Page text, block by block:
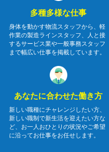
多種多様な仕事
身体を動かす物流スタッフから、軽
作業の製造ラインスタッフ、人と接
するサービス業や一般事務スタッフ
まで幅広い仕事を掲載しています。
あなたに合わせた働き方
新しい職種にチャレンジしたい方、
新しい職制で新生活を迎えたい方な
ど、お一人おひとりの状況やご希望
に沿ってお仕事をお任せします。